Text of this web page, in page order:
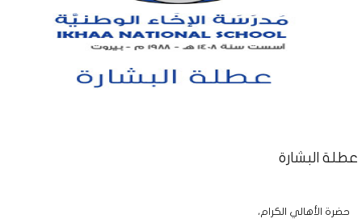
عطلة البشارة
حضرة الأهالي الكرام،